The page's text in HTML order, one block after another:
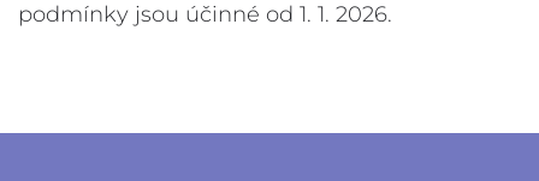
podmínky jsou účinné od 1. 1. 2026.